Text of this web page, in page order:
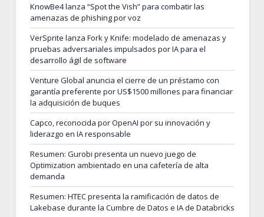
KnowBe4 lanza “Spot the Vish” para combatir las
amenazas de phishing por voz
VerSprite lanza Fork y Knife: modelado de amenazas y
pruebas adversariales impulsados por IA para el
desarrollo ágil de software
Venture Global anuncia el cierre de un préstamo con
garantía preferente por US$1500 millones para financiar
la adquisición de buques
Capco, reconocida por OpenAI por su innovación y
liderazgo en IA responsable
Resumen: Gurobi presenta un nuevo juego de
Optimization ambientado en una cafetería de alta
demanda
Resumen: HTEC presenta la ramificación de datos de
Lakebase durante la Cumbre de Datos e IA de Databricks